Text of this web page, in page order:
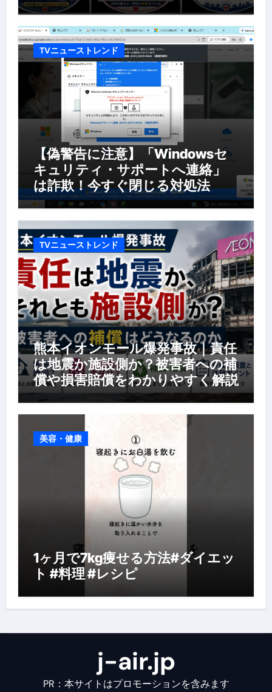
TVニューストレンド
【偽警告に注意】「Windowsセ
キュリティ・サポートへ連絡」
は詐欺！今すぐ閉じる対処法
TVニューストレンド
熊本イオンモール爆発事故｜責任
は地震か施設側か？被害者への補
償や損害賠償をわかりやすく解説
美容・健康
1ヶ月で7kg痩せる方法#ダイエッ
ト #料理 #レシピ
j-air.jp
PR：本サイトはプロモーションを含みます